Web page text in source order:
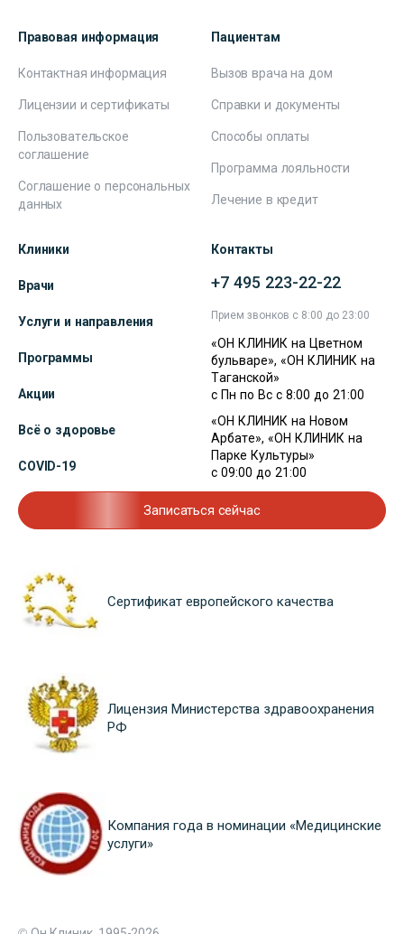
Правовая информация
Контактная информация
Лицензии и сертификаты
Пользовательское
соглашение
Соглашение о персональных
данных
Пациентам
Вызов врача на дом
Справки и документы
Способы оплаты
Программа лояльности
Лечение в кредит
Клиники
Врачи
Услуги и направления
Программы
Акции
Всё о здоровье
COVID-19
Контакты
+7 495 223-22-22
Прием звонков с 8:00 до 23:00
«ОН КЛИНИК на Цветном
бульваре», «ОН КЛИНИК на
Таганской»
с Пн по Вс с 8:00 до 21:00
«ОН КЛИНИК на Новом
Арбате», «ОН КЛИНИК на
Парке Культуры»
с 09:00 до 21:00
Записаться сейчас
Сертификат европейского качества
Лицензия Министерства здравоохранения
РФ
Компания года в номинации «Медицинские
услуги»